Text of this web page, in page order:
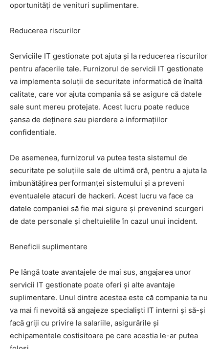
oportunități de venituri suplimentare.
Reducerea riscurilor
Serviciile IT gestionate pot ajuta și la reducerea riscurilor
pentru afacerile tale. Furnizorul de servicii IT gestionate
va implementa soluții de securitate informatică de înaltă
calitate, care vor ajuta compania să se asigure că datele
sale sunt mereu protejate. Acest lucru poate reduce
șansa de deținere sau pierdere a informațiilor
confidentiale.
De asemenea, furnizorul va putea testa sistemul de
securitate pe soluțiile sale de ultimă oră, pentru a ajuta la
îmbunătățirea performanței sistemului și a preveni
eventualele atacuri de hackeri. Acest lucru va face ca
datele companiei să fie mai sigure și prevenind scurgeri
de date personale și cheltuielile în cazul unui incident.
Beneficii suplimentare
Pe lângă toate avantajele de mai sus, angajarea unor
servicii IT gestionate poate oferi și alte avantaje
suplimentare. Unul dintre acestea este că compania ta nu
va mai fi nevoită să angajeze specialiști IT interni și să-și
facă griji cu privire la salariile, asigurările și
echipamentele costisitoare pe care acestia le-ar putea